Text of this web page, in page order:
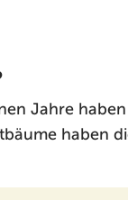
Jahre
haben